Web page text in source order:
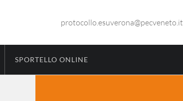
protocollo.esuverona@pecveneto.it
SPORTELLO ONLINE